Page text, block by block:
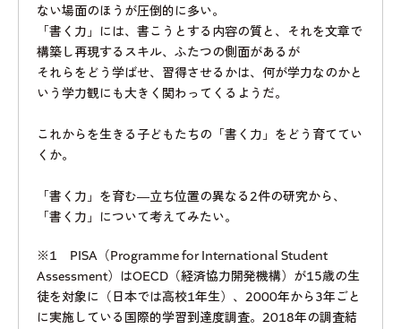
ない場面のほうが圧倒的に多い。
「書く力」には、書こうとする内容の質と、それを文章で
構築し再現するスキル、ふたつの側面があるが
それらをどう学ばせ、習得させるかは、何が学力なのかと
いう学力観にも大きく関わってくるようだ。
これからを生きる子どもたちの「書く力」をどう育ててい
くか。
「書く力」を育む―立ち位置の異なる2件の研究から、
「書く力」について考えてみたい。
※1 PISA（Programme for International Student
Assessment）はOECD（経済協力開発機構）が15歳の生
徒を対象に（日本では高校1年生）、2000年から3年ごと
に実施している国際的学習到達度調査。2018年の調査結